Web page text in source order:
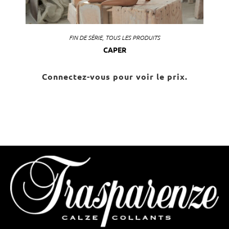
FIN DE SÉRIE, TOUS LES PRODUITS
CAPER
Connectez-vous pour voir le prix.